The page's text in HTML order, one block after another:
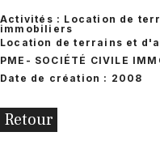
Activités : Location de
immobiliers
Location de terrains et
PME - SOCIÉTÉ CIVILE
Date de création : 2008
Retour